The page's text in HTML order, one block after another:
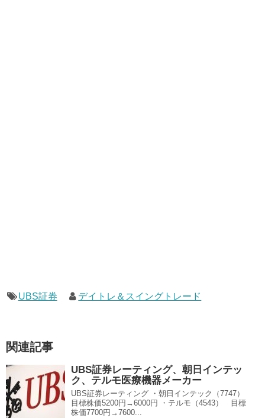
UBS証券 デイトレ＆スイングトレード
関連記事
UBS証券レーティング、朝日インテッ
ク、テルモ医療機器メーカー
UBS証券レーティング ・朝日インテック（7747）
目標株価5200円→6000円 ・テルモ（4543） 目標
株価7700円→7600...